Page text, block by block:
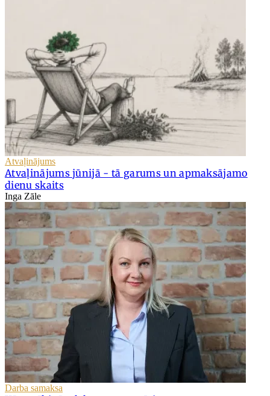
Atvaļinājums
Atvaļinājums jūnijā - tā garums un apmaksājamo
dienu skaits
Inga Zāle
Darba samaksa